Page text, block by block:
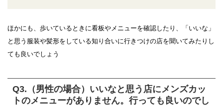
ほかにも、歩いているときに看板やメニューを確認したり、「いいな」
と思う服装や髪形をしている知り合いに行きつけの店を聞いてみたりし
ても良いでしょう
Q3.（男性の場合）いいなと思う店にメンズカッ
トのメニューがありません。行っても良いのでし